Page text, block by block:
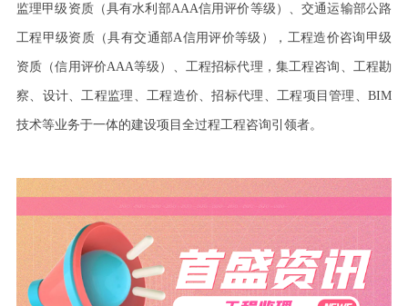
监理甲级资质（具有水利部AAA信用评价等级）、交通运输部公路
工程甲级资质（具有交通部A信用评价等级），工程造价咨询甲级
资质（信用评价AAA等级）、工程招标代理，集工程咨询、工程勘
察、设计、工程监理、工程造价、招标代理、工程项目管理、BIM
技术等业务于一体的建设项目全过程工程咨询引领者。